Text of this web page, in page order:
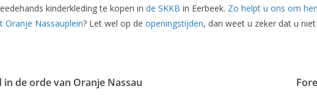
kinderkleding te kopen in de SKKB in Eerbeek. Zo helpt u ons om
Oranje Nassauplein? Let wel op de openingstijden, dan weet u zeker dat u
in de orde van Oranje Nassau